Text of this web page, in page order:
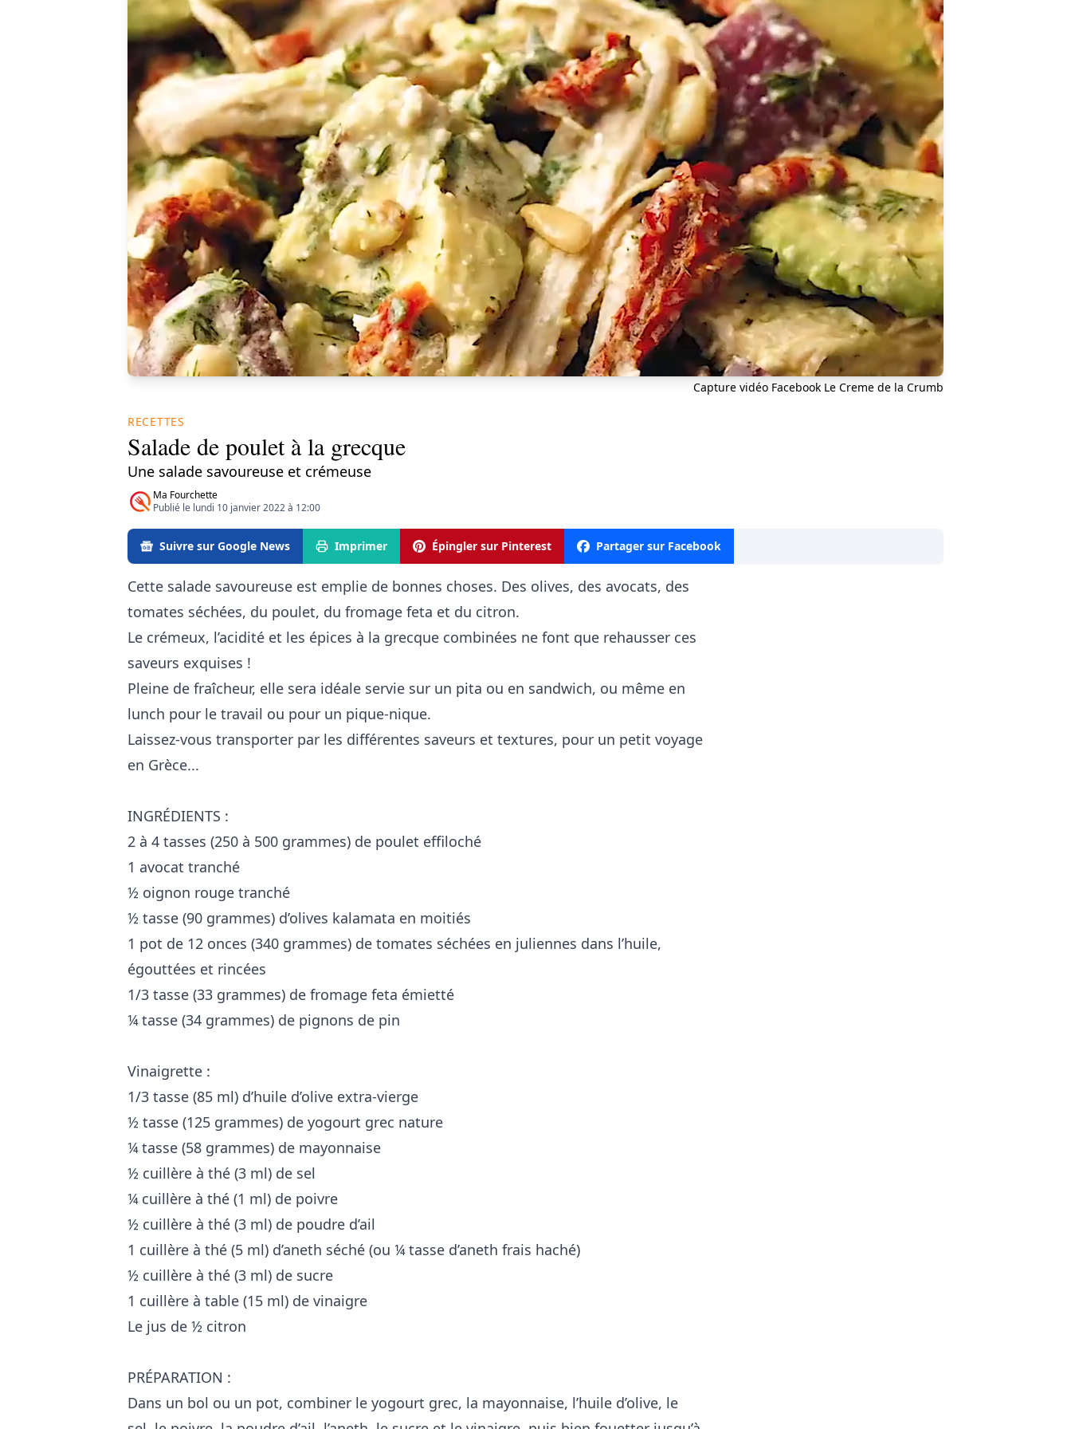
Capture vidéo Facebook Le Creme de la Crumb
RECETTES
Salade de poulet à la grecque
Une salade savoureuse et crémeuse
Ma Fourchette
Publié le lundi 10 janvier 2022 à 12:00
Suivre sur Google News Imprimer Épingler sur Pinterest Partager sur Facebook
Cette salade savoureuse est emplie de bonnes choses. Des olives, des avocats, des
tomates séchées, du poulet, du fromage feta et du citron.
Le crémeux, l’acidité et les épices à la grecque combinées ne font que rehausser ces
saveurs exquises !
Pleine de fraîcheur, elle sera idéale servie sur un pita ou en sandwich, ou même en
lunch pour le travail ou pour un pique-nique.
Laissez-vous transporter par les différentes saveurs et textures, pour un petit voyage
en Grèce...
INGRÉDIENTS :
2 à 4 tasses (250 à 500 grammes) de poulet effiloché
1 avocat tranché
½ oignon rouge tranché
½ tasse (90 grammes) d’olives kalamata en moitiés
1 pot de 12 onces (340 grammes) de tomates séchées en juliennes dans l’huile,
égouttées et rincées
1/3 tasse (33 grammes) de fromage feta émietté
¼ tasse (34 grammes) de pignons de pin
Vinaigrette :
1/3 tasse (85 ml) d’huile d’olive extra-vierge
½ tasse (125 grammes) de yogourt grec nature
¼ tasse (58 grammes) de mayonnaise
½ cuillère à thé (3 ml) de sel
¼ cuillère à thé (1 ml) de poivre
½ cuillère à thé (3 ml) de poudre d’ail
1 cuillère à thé (5 ml) d’aneth séché (ou ¼ tasse d’aneth frais haché)
½ cuillère à thé (3 ml) de sucre
1 cuillère à table (15 ml) de vinaigre
Le jus de ½ citron
PRÉPARATION :
Dans un bol ou un pot, combiner le yogourt grec, la mayonnaise, l’huile d’olive, le